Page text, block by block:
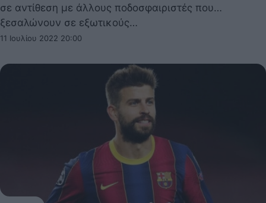
σε αντίθεση με άλλους ποδοσφαιριστές που…
ξεσαλώνουν σε εξωτικούς…
11 Ιουλίου 2022 20:00